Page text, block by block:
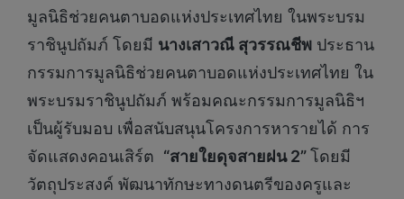
มูลนิธิช่วยคนตาบอดแห่งประเทศไทย ในพระบรม
ราชินูปถัมภ์ โดยมี นางเสาวณี สุวรรณชีพ ประธาน
กรรมการมูลนิธิช่วยคนตาบอดแห่งประเทศไทย ใน
พระบรมราชินูปถัมภ์ พร้อมคณะกรรมการมูลนิธิฯ
เป็นผู้รับมอบ เพื่อสนับสนุนโครงการหารายได้ การ
จัดแสดงคอนเสิร์ต “สายใยดุจสายฝน 2”โดยมี
วัตถุประสงค์ พัฒนาทักษะทางดนตรีของครูและ